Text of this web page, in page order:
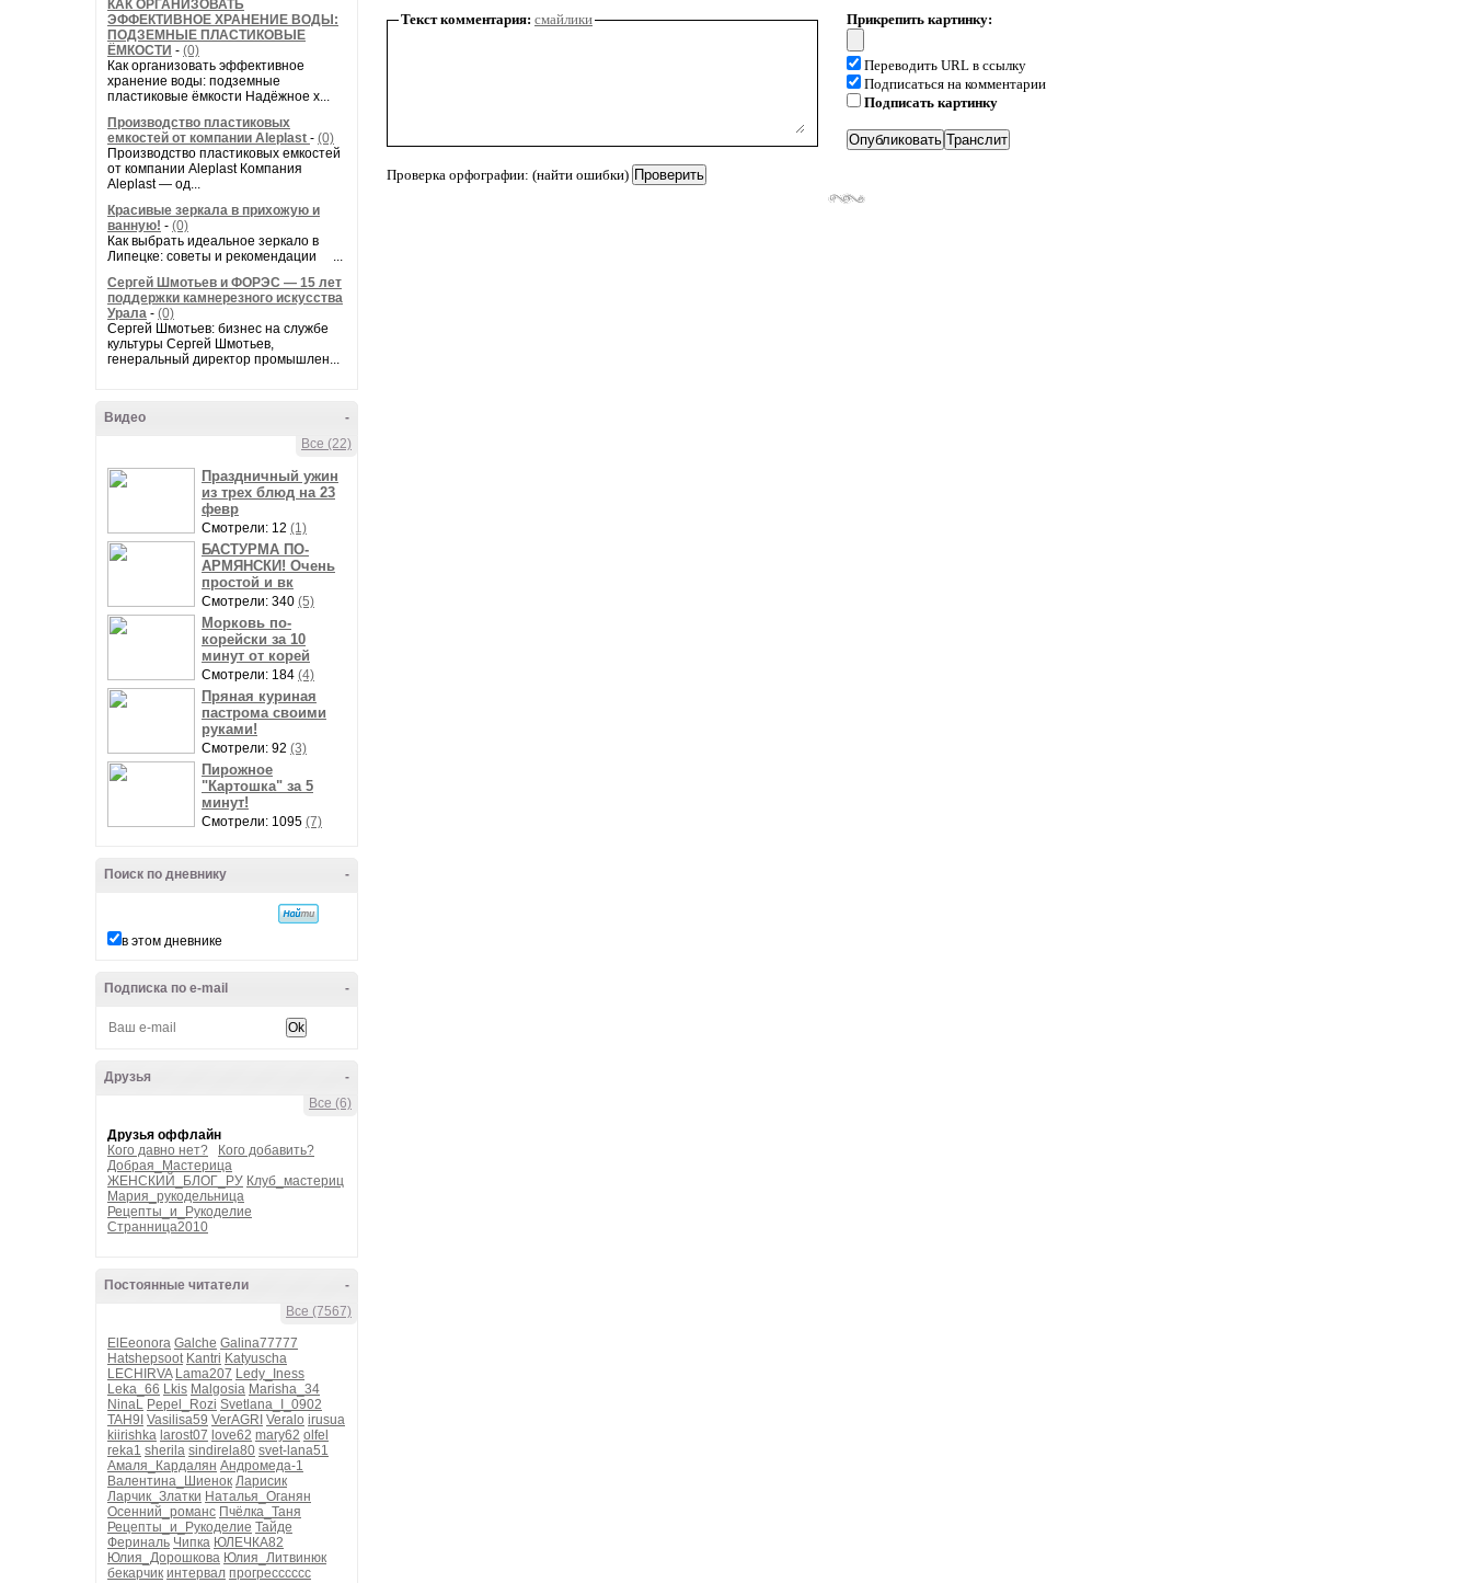
КАК ОРГАНИЗОВАТЬ
ЭФФЕКТИВНОЕ ХРАНЕНИЕ ВОДЫ:
ПОДЗЕМНЫЕ ПЛАСТИКОВЫЕ
ЁМКОСТИ - (0)
Как организовать эффективное
хранение воды: подземные
пластиковые ёмкости Надёжное х...
Производство пластиковых
емкостей от компании Aleplast - (0)
Производство пластиковых емкостей
от компании Aleplast Компания
Aleplast — од...
Красивые зеркала в прихожую и
ванную! - (0)
Как выбрать идеальное зеркало в
Липецке: советы и рекомендации ...
Сергей Шмотьев и ФОРЭС — 15 лет
поддержки камнерезного искусства
Урала - (0)
Сергей Шмотьев: бизнес на службе
культуры Сергей Шмотьев,
генеральный директор промышлен...
-
Видео
Все (22)
Праздничный ужин
из трех блюд на 23
февр
Смотрели: 12 (1)
БАСТУРМА ПО-
АРМЯНСКИ! Очень
простой и вк
Смотрели: 340 (5)
Морковь по-
корейски за 10
минут от корей
Смотрели: 184 (4)
Пряная куриная
пастрома своими
руками!
Смотрели: 92 (3)
Пирожное
"Картошка" за 5
минут!
Смотрели: 1095 (7)
-
Поиск по дневнику
в этом дневнике
-
Подписка по e-mail
-
Друзья
Все (6)
Друзья оффлайн
Кого давно нет?
Кого добавить?
Добрая_Мастерица
ЖЕНСКИЙ_БЛОГ_РУ Клуб_мастериц
Мария_рукодельница
Рецепты_и_Рукоделие
Странница2010
-
Постоянные читатели
Все (7567)
ElEeonora Galche Galina77777
Hatshepsoot Kantri Katyuscha
LECHIRVA Lama207 Ledy_Iness
Leka_66 Lkis Malgosia Marisha_34
NinaL Pepel_Rozi Svetlana_I_0902
TAH9I Vasilisa59 VerAGRI Veralo irusua
kiirishka larost07 love62 mary62 olfel
reka1 sherila sindirela80 svet-lana51
Амаля_Кардалян Андромеда-1
Валентина_Шиенок Ларисик
Ларчик_Златки Наталья_Оганян
Осенний_романс Пчёлка_Таня
Рецепты_и_Рукоделие Тайде
Фериналь Чипка ЮЛЕЧКА82
Юлия_Дорошкова Юлия_Литвинюк
бекарчик интервал прогресссссс
Текст комментария: смайлики
Проверка орфографии: (найти ошибки)
Прикрепить картинку:
Переводить URL в ссылку
Подписаться на комментарии
Подписать картинку